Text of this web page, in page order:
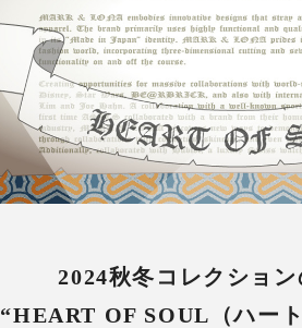
2024秋冬コレクショ
“HEART OF SOUL（ハー